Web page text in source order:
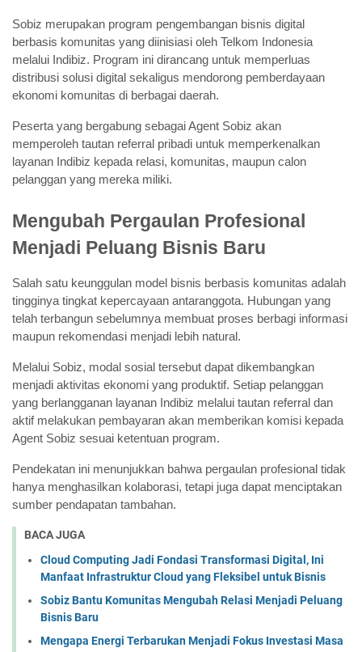
Sobiz merupakan program pengembangan bisnis digital
berbasis komunitas yang diinisiasi oleh Telkom Indonesia
melalui Indibiz. Program ini dirancang untuk memperluas
distribusi solusi digital sekaligus mendorong pemberdayaan
ekonomi komunitas di berbagai daerah.
Peserta yang bergabung sebagai Agent Sobiz akan
memperoleh tautan referral pribadi untuk memperkenalkan
layanan Indibiz kepada relasi, komunitas, maupun calon
pelanggan yang mereka miliki.
Mengubah Pergaulan Profesional
Menjadi Peluang Bisnis Baru
Salah satu keunggulan model bisnis berbasis komunitas adalah
tingginya tingkat kepercayaan antaranggota. Hubungan yang
telah terbangun sebelumnya membuat proses berbagi informasi
maupun rekomendasi menjadi lebih natural.
Melalui Sobiz, modal sosial tersebut dapat dikembangkan
menjadi aktivitas ekonomi yang produktif. Setiap pelanggan
yang berlangganan layanan Indibiz melalui tautan referral dan
aktif melakukan pembayaran akan memberikan komisi kepada
Agent Sobiz sesuai ketentuan program.
Pendekatan ini menunjukkan bahwa pergaulan profesional tidak
hanya menghasilkan kolaborasi, tetapi juga dapat menciptakan
sumber pendapatan tambahan.
BACA JUGA
Cloud Computing Jadi Fondasi Transformasi Digital, Ini
Manfaat Infrastruktur Cloud yang Fleksibel untuk Bisnis
Sobiz Bantu Komunitas Mengubah Relasi Menjadi Peluang
Bisnis Baru
Mengapa Energi Terbarukan Menjadi Fokus Investasi Masa